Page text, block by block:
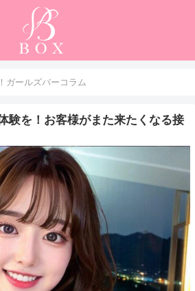
ガールズバーコラム
験を！お客様がまた来たくなる接